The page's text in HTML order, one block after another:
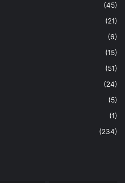
(45)
(21)
(6)
(15)
(51)
(24)
(5)
(1)
(234)